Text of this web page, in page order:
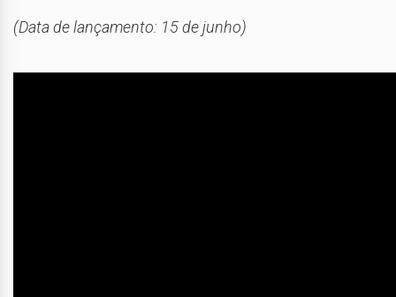
(Data de lançamento: 15 de junho)